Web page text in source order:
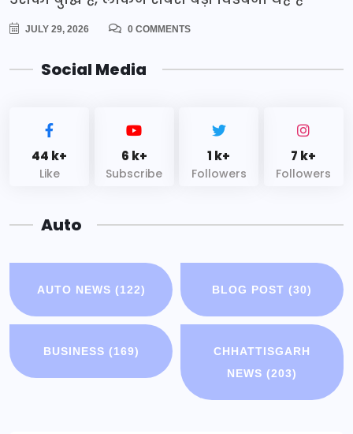
JULY 29, 2026 0 COMMENTS
Social Media
44 k+
Like
6 k+
Subscribe
1 k+
Followers
7 k+
Followers
Auto
AUTO NEWS (122) BLOG POST (30)
BUSINESS (169)
CHHATTISGARH
NEWS (203)